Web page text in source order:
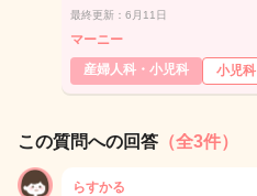
最終更新：6月11日
マーニー
産婦人科・小児科
小児科
この質問への回答 （全3件）
らすかる